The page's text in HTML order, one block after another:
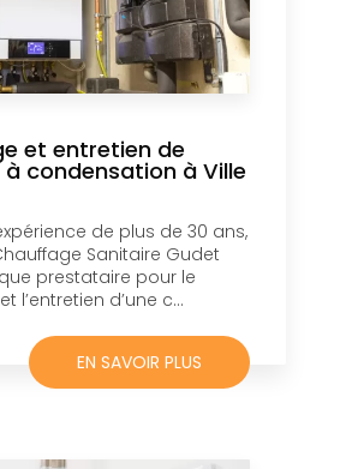
et entretien de
condensation à Ville
de plus de 30 ans,
Sanitaire Gudet
prestataire pour le
l’entretien d’une c...
EN SAVOIR PLUS